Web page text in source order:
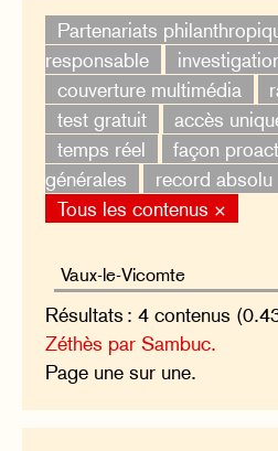
Partenariats
responsable
couverture multimédia
test gratuit
accès
temps réel
façon
générales
record absolu
Tous les contenus ×
Résultats : 4 contenus
Zéthès par Sambuc.
Page une sur une.